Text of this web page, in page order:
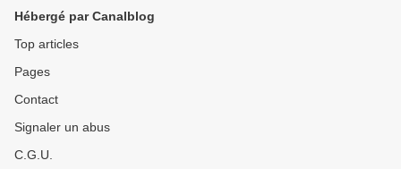
Hébergé par Canalblog
Top articles
Pages
Contact
Signaler un abus
C.G.U.